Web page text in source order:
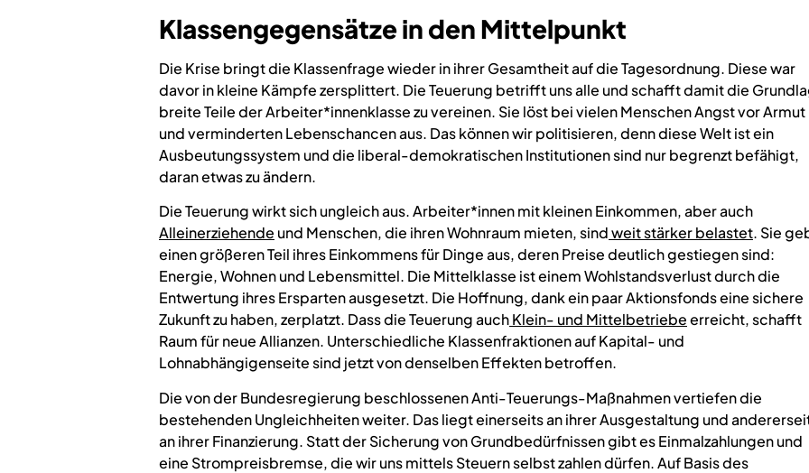
Klassengegensätze in den Mittelpunkt
Die Krise bringt die Klassenfrage wieder in ihrer Gesamtheit auf die Tagesordnung. Diese war
davor in kleine Kämpfe zersplittert. Die Teuerung betrifft uns alle und schafft damit die
breite Teile der Arbeiter*innenklasse zu vereinen. Sie löst bei vielen Menschen Angst vor Armut
und verminderten Lebenschancen aus. Das können wir politisieren, denn diese Welt ist ein
Ausbeutungssystem und die liberal-demokratischen Institutionen sind nur begrenzt befähigt,
daran etwas zu ändern.
Die Teuerung wirkt sich ungleich aus. Arbeiter*innen mit kleinen Einkommen, aber auch
Alleinerziehende und Menschen, die ihren Wohnraum mieten, sindweit stärker belastet. Sie
einen größeren Teil ihres Einkommens für Dinge aus, deren Preise deutlich gestiegen sind:
Energie, Wohnen und Lebensmittel. Die Mittelklasse ist einem Wohlstandsverlust durch die
Entwertung ihres Ersparten ausgesetzt. Die Hoffnung, dank ein paar Aktionsfonds eine sichere
Zukunft zu haben, zerplatzt. Dass die Teuerung auchKlein- und Mittelbetriebeerreicht, schafft
Raum für neue Allianzen. Unterschiedliche Klassenfraktionen auf Kapital- und
Lohnabhängigenseite sind jetzt von denselben Effekten betroffen.
Die von der Bundesregierung beschlossenen Anti-Teuerungs-Maßnahmen vertiefen die
bestehenden Ungleichheiten weiter. Das liegt einerseits an ihrer Ausgestaltung und
an ihrer Finanzierung. Statt der Sicherung von Grundbedürfnissen gibt es Einmalzahlungen und
eine Strompreisbremse, die wir uns mittels Steuern selbst zahlen dürfen. Auf Basis des